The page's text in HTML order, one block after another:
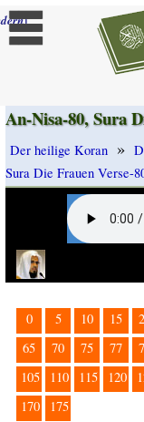
]
An-Nisa-80, Sura
Der heilige Koran »
Sura Die Frauen Verse-
0 5 10 15
65
70 75 77
105
110 115 120
170
175